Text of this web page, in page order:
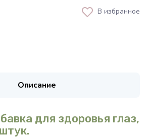
В избранное
Описание
для здоровья глаз,